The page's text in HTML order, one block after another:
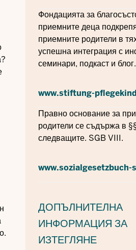
Фондацията за
приемните деца
приемните родители в
успешна интеграция с
семинари, подкаст и блог.
www.stiftung-
Правно основание за
родители се съдържа в
следващите. SGB VIII.
www.sozialgesetzbuch-
ДОПЪЛНИТЕЛНА
ИНФОРМАЦИЯ ЗА
ИЗТЕГЛЯНЕ